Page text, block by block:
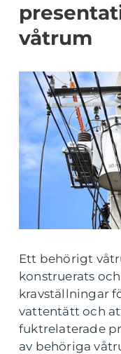
våtrum
Ett behörigt
konstruerats
kravställningar
vattentätt och
fuktrelaterade
av behöriga